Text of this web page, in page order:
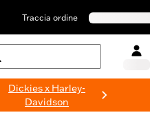
Traccia ordine
Dickies x Harley-
Davidson